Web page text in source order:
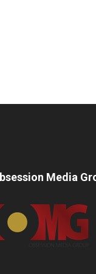
Media